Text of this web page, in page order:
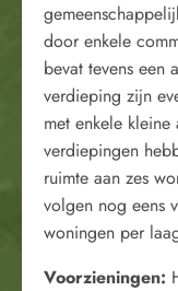
door enkele
bevat tevens een
verdieping zijn
met enkele
verdiepingen
ruimte aan zes
volgen nog eens
woningen per
Voorzieningen: